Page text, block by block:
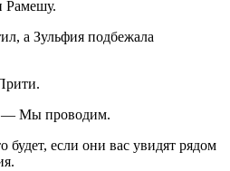
Рамешу.
а Зульфия подбежала
— Мы проводим.
если они вас увидят рядом